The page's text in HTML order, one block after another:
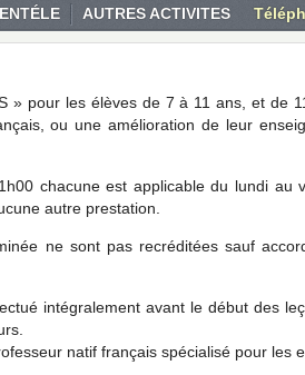
AUTRES ACTIVITES
» pour les élèves de 7 à 11 ans, et de
ou une amélioration de leur
chacune est applicable du lundi au
autre prestation.
ne sont pas recréditées sauf
intégralement avant le début des
natif français spécialisé pour les